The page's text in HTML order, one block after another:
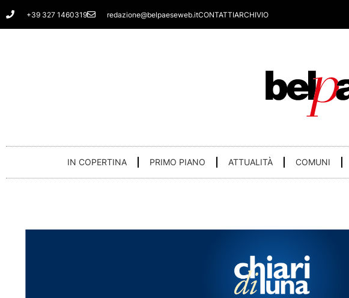
Vai
al
+39 327 1460319 redazione@belpaeseweb.itCONTATTIARCHIVIO
IN COPERTINA PRIMO PIANO ATTUALITÀ COMUNI